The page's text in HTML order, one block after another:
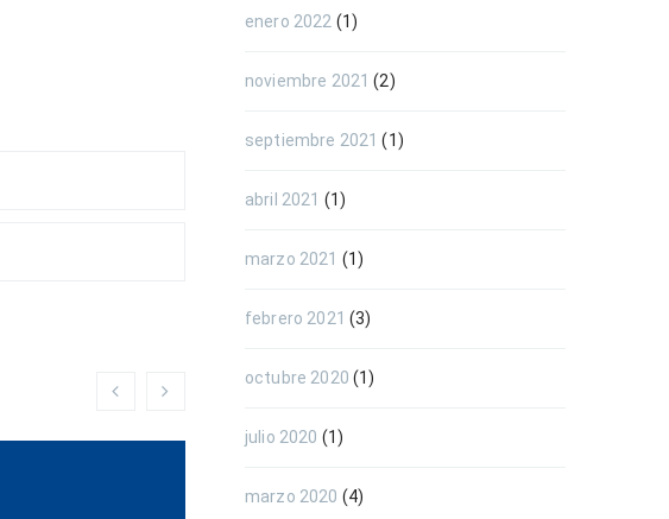
enero 2022 (1)
noviembre 2021 (2)
septiembre 2021 (1)
abril 2021 (1)
marzo 2021 (1)
febrero 2021 (3)
octubre 2020 (1)
julio 2020 (1)
marzo 2020 (4)